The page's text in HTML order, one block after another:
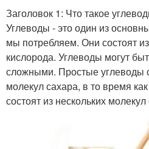
Заголовок 1: Что такое
Углеводы - это один из
мы потребляем. Они состоят
кислорода. Углеводы могут
сложными. Простые углеводы
молекул сахара, в то время
состоят из нескольких